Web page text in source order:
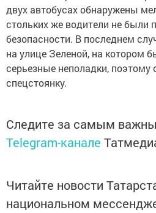
двух автобусах обнаружены
стольких же водители не были
безопасности. В последнем
на улице Зеленой, на котором
серьезные неполадки, поэтому
спецстоянку.
Следите за самым
Telegram-канале
Читайте новости
национальном